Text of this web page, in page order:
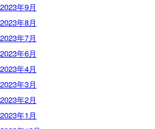
2023年9月
2023年8月
2023年7月
2023年6月
2023年4月
2023年3月
2023年2月
2023年1月